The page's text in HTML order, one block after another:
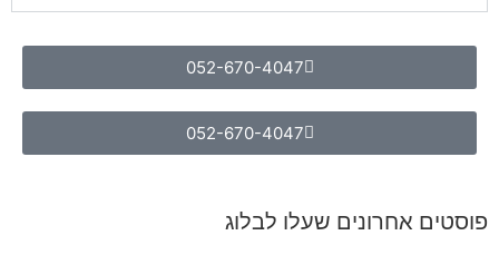
052-670-4047
052-670-4047
פוסטים אחרונים שעלו לבלוג